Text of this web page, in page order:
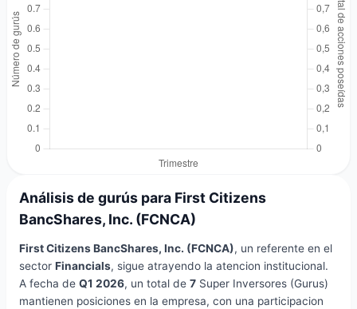
Análisis de gurús para First Citizens
BancShares, Inc. (FCNCA)
First Citizens BancShares, Inc. (FCNCA), un referente en el
sector Financials, sigue atrayendo la atencion institucional.
A fecha de Q1 2026, un total de 7Super Inversores (Gurus)
mantienen posiciones en la empresa, con una participacion